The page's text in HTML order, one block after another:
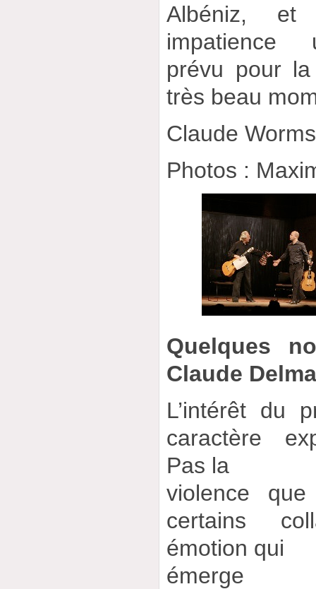
Albéniz,
impatience
prévu pour
très beau
Claude Worms
Photos :
Quelques
Claude
L’intérêt du
caractère
Pas la
violence
certains
émotion qui
émerge